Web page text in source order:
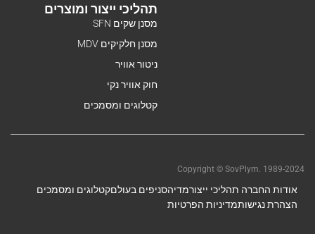
תהליכי ייצור ומוצרים
מסנן שקים SFN
מסנן חלקיקים MDV
ניטור אוויר
חוק אוויר נקי
קטלוגים ומסמכים
Copyright © SovPlym. 1989-2024
אודות החברה תהליכי ייצורמדיהסניפים בעולםקטלוגים ומסמכים
הצהרת נגישותמדיניות הפרטיות